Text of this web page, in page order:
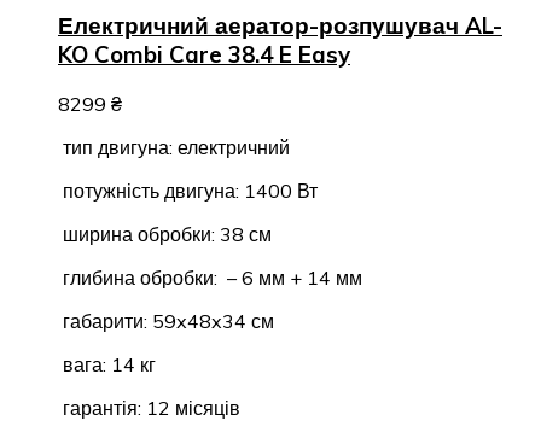
Електричний аератор-розпушувач AL-
KO Combi Care 38.4 E Easy
8299 ₴
тип двигуна: електричний
потужність двигуна: 1400 Вт
ширина обробки: 38 см
глибина обробки: – 6 мм + 14 мм
габарити: 59x48x34 см
вага: 14 кг
гарантія: 12 місяців